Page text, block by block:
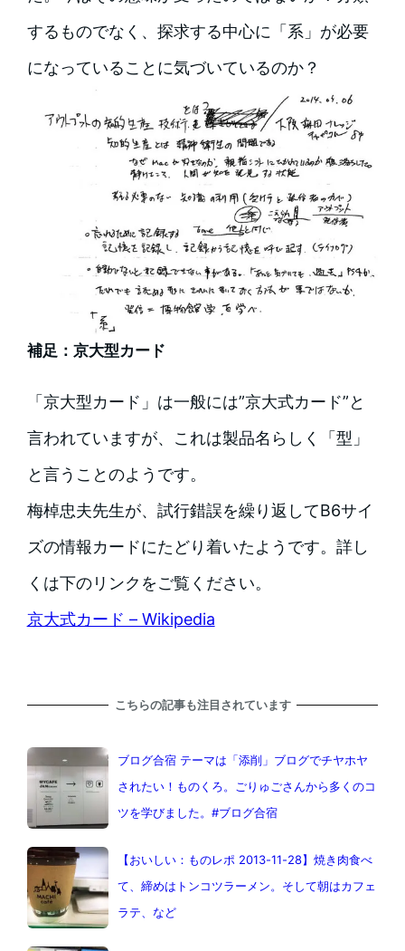
するものでなく、探求する中心に「系」が必要
になっていることに気づいているのか？
補足：京大型カード
「京大型カード」は一般には”京大式カード”と
言われていますが、これは製品名らしく「型」
と言うことのようです。
梅棹忠夫先生が、試行錯誤を繰り返してB6サイ
ズの情報カードにたどり着いたようです。詳し
くは下のリンクをご覧ください。
京大式カード – Wikipedia
こちらの記事も注目されています
ブログ合宿 テーマは「添削」ブログでチヤホヤ
されたい！ものくろ。ごりゅごさんから多くのコ
ツを学びました。#ブログ合宿
【おいしい：ものレポ 2013-11-28】焼き肉食べ
て、締めはトンコツラーメン。そして朝はカフェ
ラテ、など